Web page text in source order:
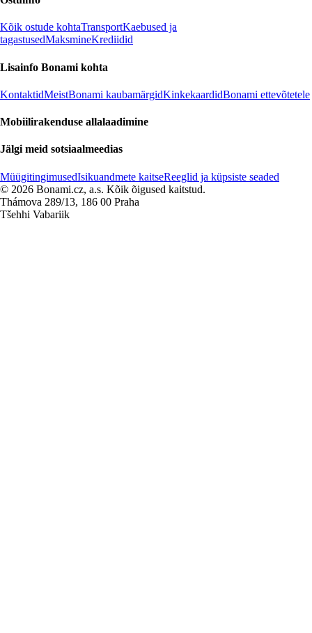
Kõik ostude kohtaTransportKaebused ja
tagastusedMaksmineKrediidid
Lisainfo Bonami kohta
KontaktidMeistBonami kaubamärgidKinkekaardidBonami ettevõtetele
Mobiilirakenduse allalaadimine
Jälgi meid sotsiaalmeedias
MüügitingimusedIsikuandmete kaitseReeglid ja küpsiste seaded
© 2026 Bonami.cz, a.s. Kõik õigused kaitstud.
Thámova 289/13, 186 00 Praha
Tšehhi Vabariik